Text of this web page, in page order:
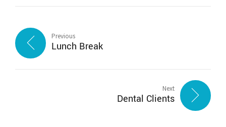
Previous
Lunch Break
Next
Dental Clients